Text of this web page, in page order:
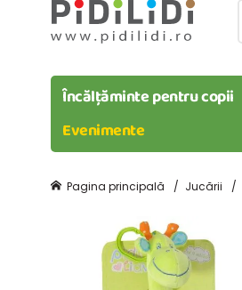
Încălțăminte pentru copii
Evenimente
Pagina principală Jucării